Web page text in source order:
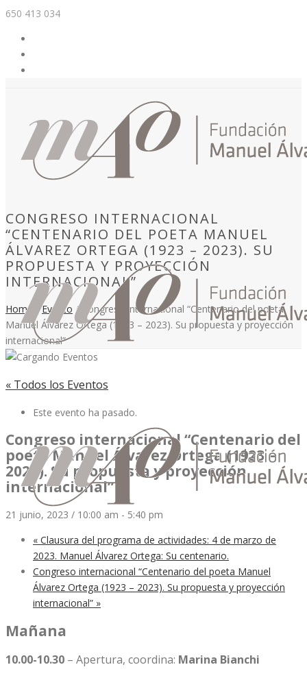
650 413 034
CONGRESO INTERNACIONAL
“CENTENARIO DEL POETA MANUEL
ÁLVAREZ ORTEGA (1923 – 2023). SU
PROPUESTA Y PROYECCIÓN
INTERNACIONAL”
Home /Evento / Congreso internacional “Centenario del poeta
Manuel Álvarez Ortega (1923 – 2023). Su propuesta y proyección
internacional”
« Todos los Eventos
Este evento ha pasado.
Congreso internacional “Centenario del
poeta Manuel Álvarez Ortega (1923 –
2023). Su propuesta y proyección
internacional”
21 junio, 2023 / 10:00 am - 5:40 pm
« Clausura del programa de actividades: 4 de marzo de
2023. Manuel Álvarez Ortega: Su centenario.
Congreso internacional “Centenario del poeta Manuel
Álvarez Ortega (1923 – 2023). Su propuesta y proyección
internacional” »
Mañana
10.00-10.30 – Apertura, coordina: Marina Bianchi